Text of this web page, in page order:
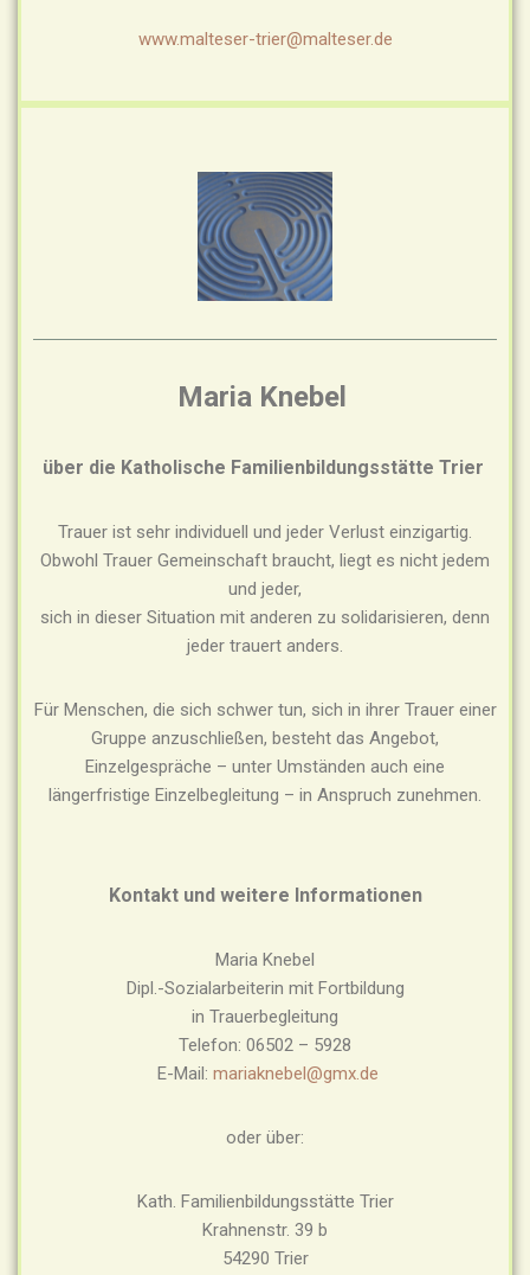
www.malteser-trier@malteser.de
Maria Knebel
über die Katholische Familienbildungsstätte Trier
Trauer ist sehr individuell und jeder Verlust einzigartig.
Obwohl Trauer Gemeinschaft braucht, liegt es nicht jedem
und jeder,
sich in dieser Situation mit anderen zu solidarisieren, denn
jeder trauert anders.
Für Menschen, die sich schwer tun, sich in ihrer Trauer einer
Gruppe anzuschließen, besteht das Angebot,
Einzelgespräche – unter Umständen auch eine
längerfristige Einzelbegleitung – in Anspruch zunehmen.
Kontakt und weitere Informationen
Maria Knebel
Dipl.-Sozialarbeiterin mit Fortbildung
in Trauerbegleitung
Telefon: 06502 – 5928
E-Mail: mariaknebel@gmx.de
oder über:
Kath. Familienbildungsstätte Trier
Krahnenstr. 39 b
54290 Trier